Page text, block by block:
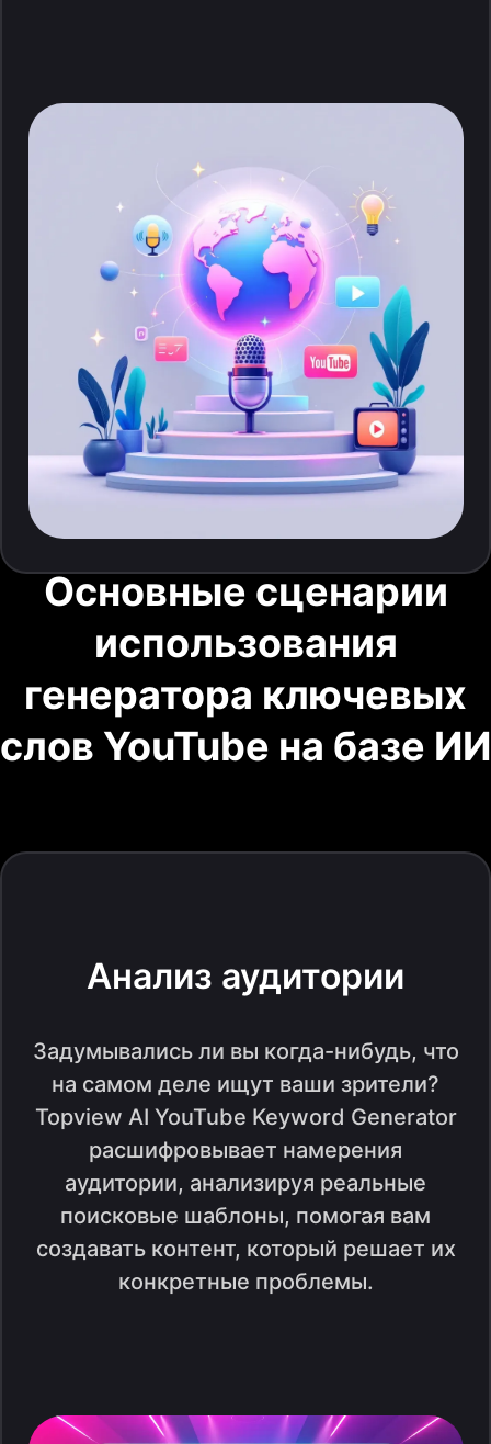
Основные сценарии
использования
генератора ключевых
слов YouTube на базе ИИ
Анализ аудитории
Задумывались ли вы когда-нибудь, что
на самом деле ищут ваши зрители?
Topview AI YouTube Keyword Generator
расшифровывает намерения
аудитории, анализируя реальные
поисковые шаблоны, помогая вам
создавать контент, который решает их
конкретные проблемы.